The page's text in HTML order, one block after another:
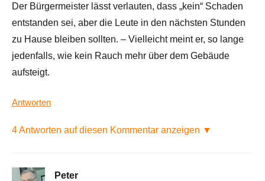
Der Bürgermeister lässt verlauten, dass „kein“ Schaden
entstanden sei, aber die Leute in den nächsten Stunden
zu Hause bleiben sollten. – Vielleicht meint er, so lange
jedenfalls, wie kein Rauch mehr über dem Gebäude
aufsteigt.
Antworten
4 Antworten auf diesen Kommentar anzeigen ▼
Peter